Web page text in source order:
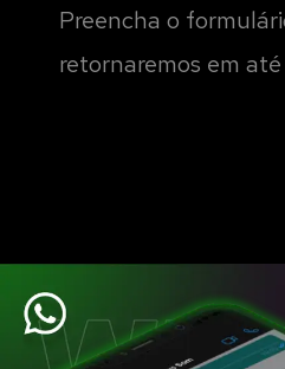
Preencha o
retornaremos em